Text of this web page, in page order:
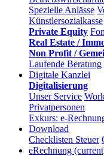
Spezielle Anlässe
Künstlersozialkasse
Private Equity
Real Estate /
Non Profit /
Laufende Beratung
Digitale Kanzlei
Digitalisierung
Unser Service
Privatpersonen
Exkurs: e-
Download
Checklisten Steuer
eRechnung